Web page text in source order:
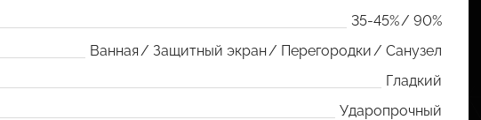
35-45%
90%
Ванная Защитный экран Перегородки
Санузел
Гладкий
Ударопрочный